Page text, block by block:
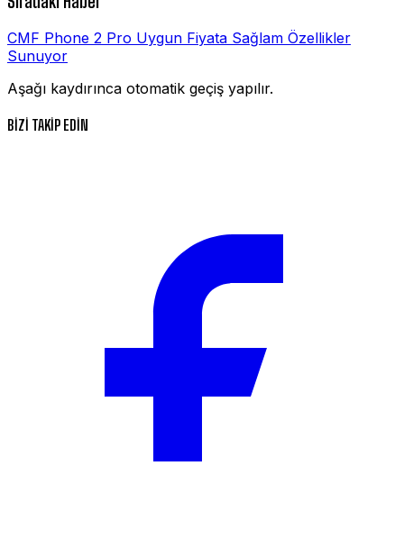
CMF Phone 2 Pro Uygun Fiyata Sağlam Özellikler
Sunuyor
Aşağı kaydırınca otomatik geçiş yapılır.
BİZİ TAKİP EDİN